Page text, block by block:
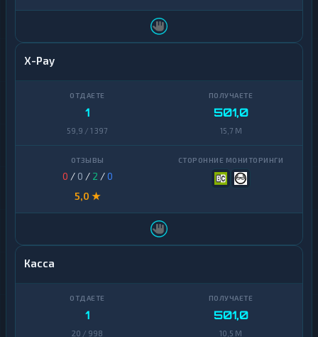
X-Pay
1
59,9 / 1 397
501,0
15,7 M
0 / 0 / 2 /0
5,0 ★
Касса
1
20 / 998
501,0
10,5 M